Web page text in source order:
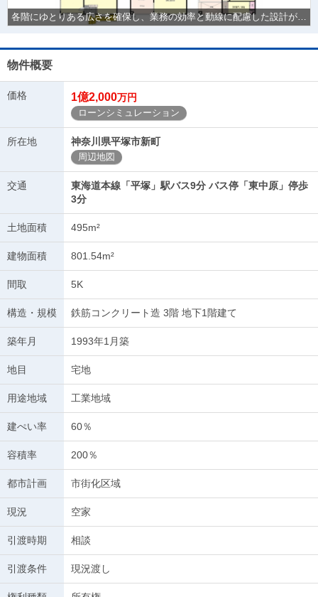
各階にゆとりある広さを確保し、業務の効率と動線に配慮した設計が魅力です。機能的に区画された空間は、それぞれの役割に応じて自由な活用ができ、ビジネスを多角的に支える落ち着いた環境が整っています
物件概要
価格 1億2,000万円
ローンシミュレーション
所在地 神奈川県平塚市新町
周辺地図
交通
東海道本線「平塚」駅バス9分 バス停「東中原」停歩
3分
土地面積 495m²
建物面積 801.54m²
間取 5K
構造・規模 鉄筋コンクリート造 3階 地下1階建て
築年月 1993年1月築
地目 宅地
用途地域 工業地域
建ぺい率 60％
容積率 200％
都市計画 市街化区域
現況 空家
引渡時期 相談
引渡条件 現況渡し